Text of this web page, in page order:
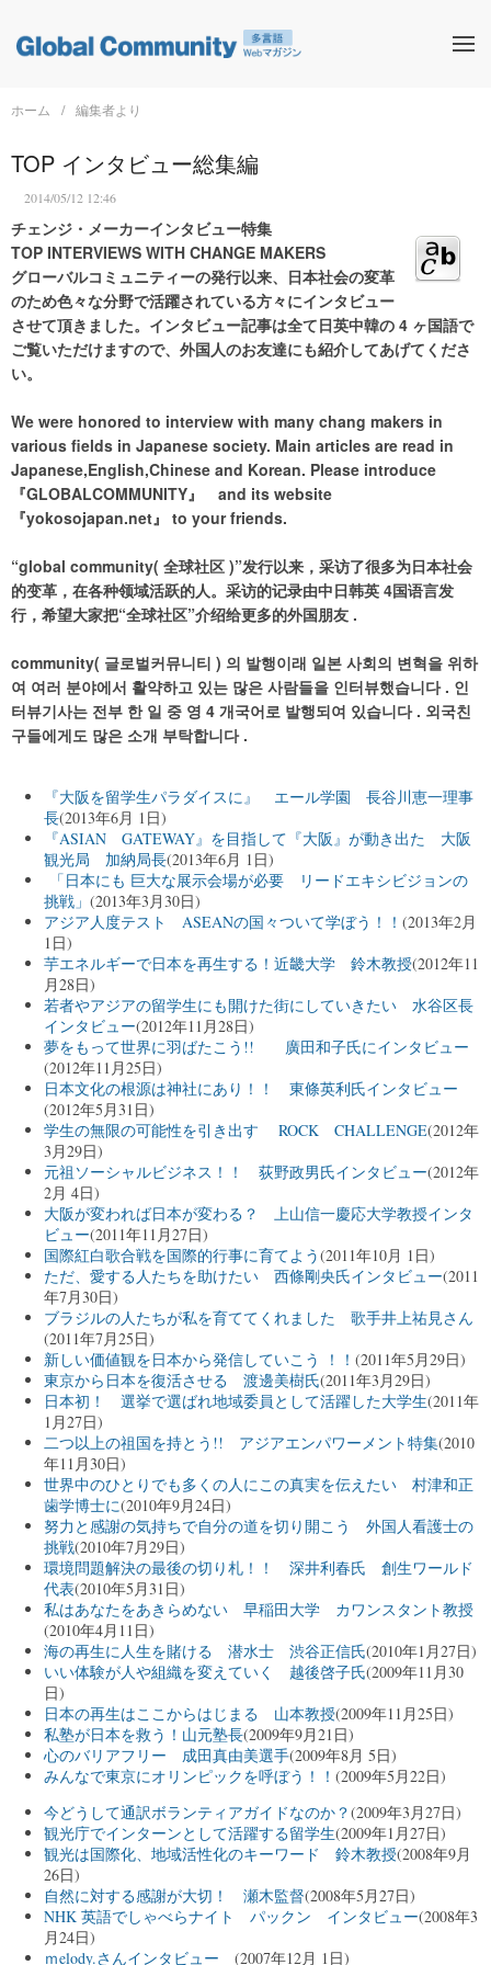
ホーム 編集者より
TOP インタビュー総集編
2014/05/12 12:46
チェンジ・メーカーインタビュー特集
TOP INTERVIEWS WITH CHANGE MAKERS
グローバルコミュニティーの発行以来、日本社会の変革
のため色々な分野で活躍されている方々にインタビュー
させて頂きました。インタビュー記事は全て日英中韓の 4 ヶ国語で
ご覧いただけますので、外国人のお友達にも紹介してあげてくださ
い。
We were honored to interview with many chang makers in
various fields in Japanese society. Main articles are read in
Japanese,English,Chinese and Korean. Please introduce
『GLOBALCOMMUNITY』 and its website
『yokosojapan.net』 to your friends.
“global community( 全球社区 )”发行以来，采访了很多为日本社会
的变革，在各种领域活跃的人。采访的记录由中日韩英 4国语言发
行，希望大家把“全球社区”介绍给更多的外国朋友 .
community( 글로벌커뮤니티 ) 의 발행이래 일본 사회의 변혁을 위하
여 여러 분야에서 활약하고 있는 많은 사람들을 인터뷰했습니다 . 인
터뷰기사는 전부 한 일 중 영 4 개국어로 발행되여 있습니다 . 외국친
구들에게도 많은 소개 부탁합니다 .
『大阪を留学生パラダイスに』 エール学園 長谷川恵一理事
長(2013年6月 1日)
『ASIAN GATEWAY』を目指して『大阪』が動き出た 大阪
観光局 加納局長(2013年6月 1日)
「日本にも 巨大な展示会場が必要 リードエキシビジョンの
挑戦」 (2013年3月30日)
アジア人度テスト ASEANの国々ついて学ぼう！！ (2013年2月
1日)
芋エネルギーで日本を再生する！近畿大学 鈴木教授(2012年11
月28日)
若者やアジアの留学生にも開けた街にしていきたい 水谷区長
インタビュー(2012年11月28日)
夢をもって世界に羽ばたこう!! 廣田和子氏にインタビュー
(2012年11月25日)
日本文化の根源は神社にあり！！ 東條英利氏インタビュー
(2012年5月31日)
学生の無限の可能性を引き出す ROCK CHALLENGE(2012年
3月29日)
元祖ソーシャルビジネス！！ 荻野政男氏インタビュー(2012年
2月 4日)
大阪が変われば日本が変わる？ 上山信一慶応大学教授インタ
ビュー(2011年11月27日)
国際紅白歌合戦を国際的行事に育てよう(2011年10月 1日)
ただ、愛する人たちを助けたい 西條剛央氏インタビュー(2011
年7月30日)
ブラジルの人たちが私を育ててくれました 歌手井上祐見さん
(2011年7月25日)
新しい価値観を日本から発信していこう ！！ (2011年5月29日)
東京から日本を復活させる 渡邊美樹氏(2011年3月29日)
日本初！ 選挙で選ばれ地域委員として活躍した大学生(2011年
1月27日)
二つ以上の祖国を持とう!! アジアエンパワーメント特集(2010
年11月30日)
世界中のひとりでも多くの人にこの真実を伝えたい 村津和正
歯学博士に(2010年9月24日)
努力と感謝の気持ちで自分の道を切り開こう 外国人看護士の
挑戦(2010年7月29日)
環境問題解決の最後の切り札！！ 深井利春氏 創生ワールド
代表(2010年5月31日)
私はあなたをあきらめない 早稲田大学 カワンスタント教授
(2010年4月11日)
海の再生に人生を賭ける 潜水士 渋谷正信氏(2010年1月27日)
いい体験が人や組織を変えていく 越後啓子氏(2009年11月30
日)
日本の再生はここからはじまる 山本教授(2009年11月25日)
私塾が日本を救う！山元塾長(2009年9月21日)
心のバリアフリー 成田真由美選手(2009年8月 5日)
みんなで東京にオリンピックを呼ぼう！！ (2009年5月22日)
今どうして通訳ボランティアガイドなのか？(2009年3月27日)
観光庁でインターンとして活躍する留学生(2009年1月27日)
観光は国際化、地域活性化のキーワード 鈴木教授(2008年9月
26日)
自然に対する感謝が大切！ 瀬木監督(2008年5月27日)
NHK 英語でしゃべらナイト パックン インタビュー(2008年3
月24日)
ｍelody.さんインタビュー (2007年12月 1日)